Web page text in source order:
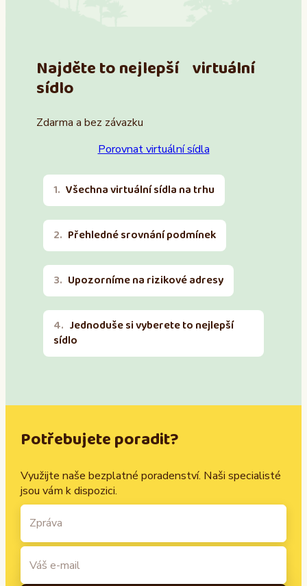
Najděte to nejlepší virtuální
sídlo
Zdarma a bez závazku
Porovnat virtuální sídla
Všechna virtuální sídla na trhu
Přehledné srovnání podmínek
Upozorníme na rizikové adresy
Jednoduše si vyberete to nejlepší
sídlo
Potřebujete poradit?
Využijte naše bezplatné poradenství. Naši specialisté
jsou vám k dispozici.